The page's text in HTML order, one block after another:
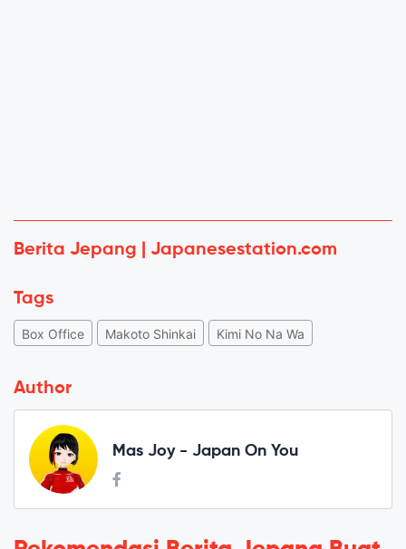
Berita Jepang | Japanesestation.com
Tags
Box Office Makoto Shinkai Kimi No Na Wa
Author
Mas Joy - Japan On You